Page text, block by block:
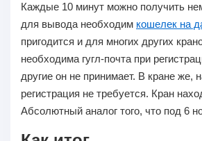
Каждые 10 минут можно получить
для вывода необходим кошелек на
пригодится и для многих других
необходима гугл-почта при
другие он не принимает. В кране же,
регистрация не требуется. Кран
Абсолютный аналог того, что под 6